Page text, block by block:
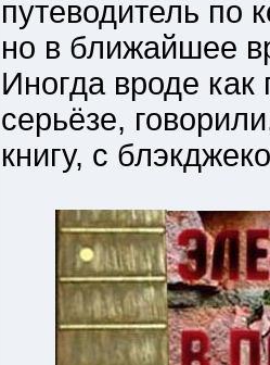
путеводитель по
но в ближайшее
Иногда вроде
серьёзе,
книгу, с